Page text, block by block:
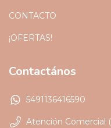
CONTACTO
¡OFERTAS!
Contactános
5491136416590
Atención Comercial